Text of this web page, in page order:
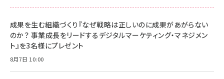
成果を生む組織づくり『なぜ戦略は正しいのに成果があがらない
のか？ 事業成長をリードするデジタルマーケティング・マネジメン
ト』を3名様にプレゼント
8月7日 10:00